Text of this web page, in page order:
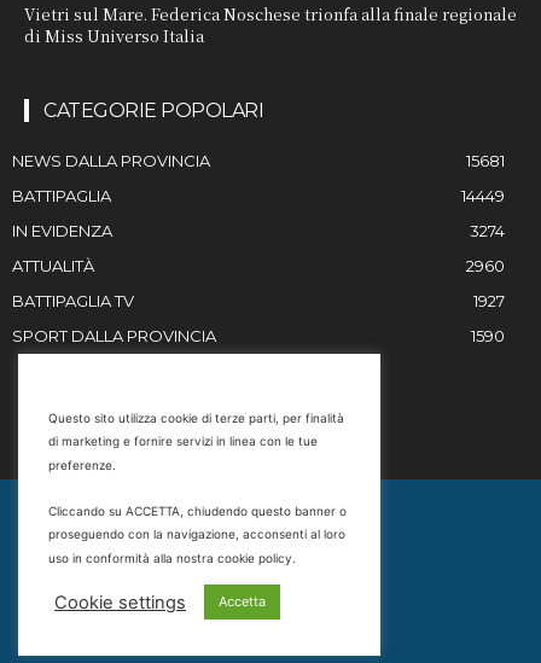
Vietri sul Mare. Federica Noschese trionfa alla finale regionale
di Miss Universo Italia
CATEGORIE POPOLARI
NEWS DALLA PROVINCIA
15681
BATTIPAGLIA
14449
IN EVIDENZA
3274
ATTUALITÀ
2960
BATTIPAGLIA TV
1927
SPORT DALLA PROVINCIA
1590
Email
marketing@battipaglia1929.it
carminegaldi@virgilio.it
Questo sito utilizza cookie di terze parti, per finalità
di marketing e fornire servizi in linea con le tue
preferenze.
Cliccando su ACCETTA, chiudendo questo banner o
proseguendo con la navigazione, acconsenti al loro
uso in conformità alla nostra cookie policy.
Cookie settings Accetta